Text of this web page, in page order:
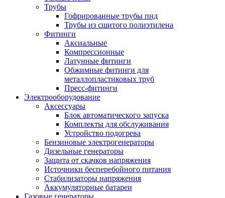
Трубы
Гофрированные трубы пнд
Трубы из сшитого полиэтилена
Фитинги
Аксиальные
Компрессионные
Латунные фитинги
Обжимные фитинги для
металлопластиковых труб
Пресс-фитинги
Электрооборудование
Аксессуары
Блок автоматического запуска
Комплекты для обслуживания
Устройство подогрева
Бензиновые электрогенераторы
Дизельные генераторы
Защита от скачков напряжения
Источники бесперебойного питания
Стабилизаторы напряжения
Аккумуляторные батареи
Газовые генераторы